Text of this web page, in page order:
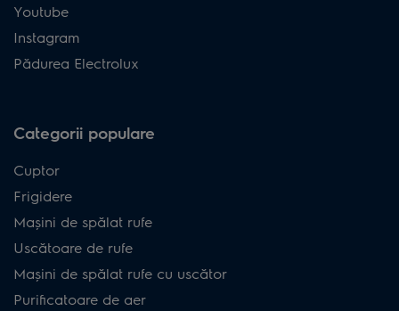
Youtube
Instagram
Pădurea Electrolux
Categorii populare
Cuptor
Frigidere
Mașini de spălat rufe
Uscătoare de rufe
Mașini de spălat rufe cu uscător
Purificatoare de aer